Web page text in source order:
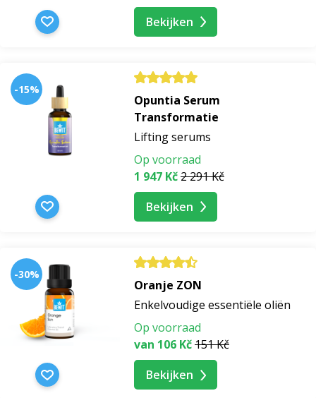
Bekijken
-15%
Opuntia Serum
Transformatie
Lifting serums
Op voorraad
1 947 Kč2 291 Kč
Bekijken
-30%
Oranje ZON
Enkelvoudige essentiële oliën
Op voorraad
van 106 Kč151 Kč
Bekijken